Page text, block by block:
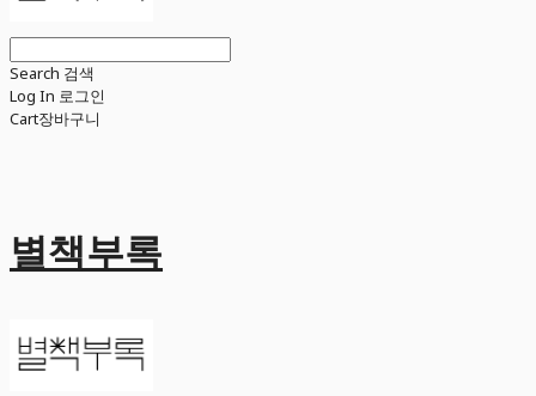
Search 검색
Log In 로그인
Cart장바구니
별책부록